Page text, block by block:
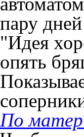
пару
"Идея
опять
По